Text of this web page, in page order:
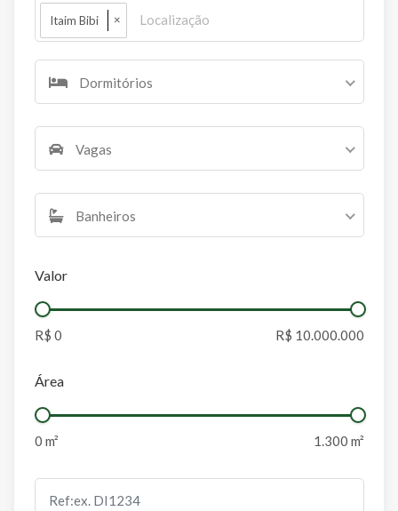
Itaim Bibi ×
Dormitórios
Vagas
Banheiros
Valor
Área